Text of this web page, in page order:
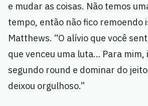
e mudar as coisas. Não temos
tempo, então não fico remoendo
Matthews. “O alívio que você
que venceu uma luta… Para mim,
segundo round e dominar do
deixou orgulhoso.”